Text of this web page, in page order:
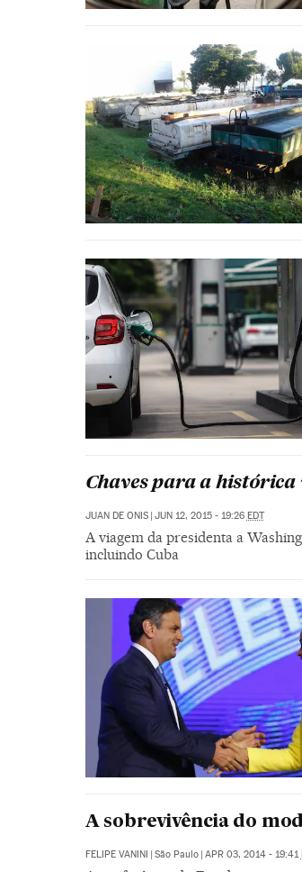
Chaves para a histórica
JUAN DE ONIS | JUN 12, 2015 - 19:26 EDT
A viagem da presidenta a
incluindo Cuba
A sobrevivência do
FELIPE VANINI São Paulo APR 03, 2014 - 19:41